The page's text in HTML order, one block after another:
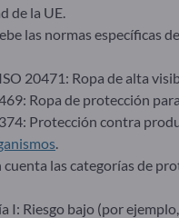
de la UE.
las normas específicas
20471: Ropa de alta
Ropa de protección
Protección contra
.
cuenta las categorías de
I: Riesgo bajo (por